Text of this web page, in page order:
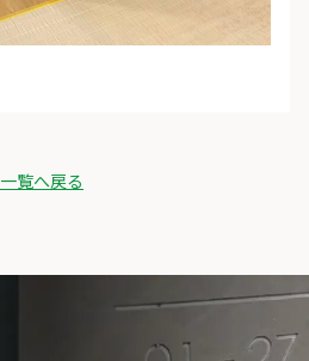
一覧へ戻る